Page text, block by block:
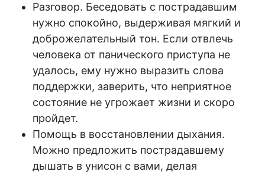
Разговор. Беседовать с пострадавшим
нужно спокойно, выдерживая мягкий и
доброжелательный тон. Если отвлечь
человека от панического приступа не
удалось, ему нужно выразить слова
поддержки, заверить, что неприятное
состояние не угрожает жизни и скоро
пройдет.
Помощь в восстановлении дыхания.
Можно предложить пострадавшему
дышать в унисон с вами, делая